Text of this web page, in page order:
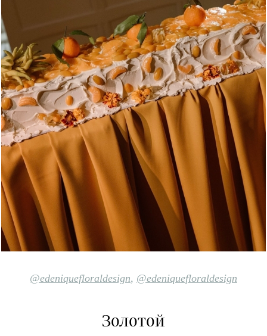
@edeniquefloraldesign, @edeniquefloraldesign
Золотой